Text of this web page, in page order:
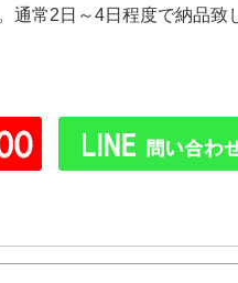
通常2日～4日程度で納品致